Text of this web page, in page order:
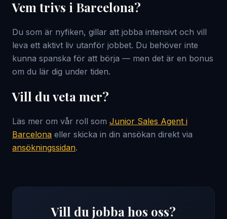
Vem trivs i Barcelona?
Du som är nyfiken, gillar att jobba intensivt och vill
leva ett aktivt liv utanför jobbet. Du behöver inte
kunna spanska för att börja — men det är en bonus
om du lär dig under tiden.
Vill du veta mer?
Läs mer om vår roll som Junior Sales Agent i
Barcelona eller skicka in din ansökan direkt via
ansökningssidan.
Vill du jobba hos oss?